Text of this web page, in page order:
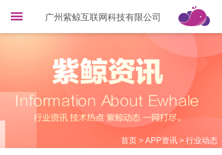
广州紫鲸互联网科技有限公司
首页> APP资讯> 行业动态